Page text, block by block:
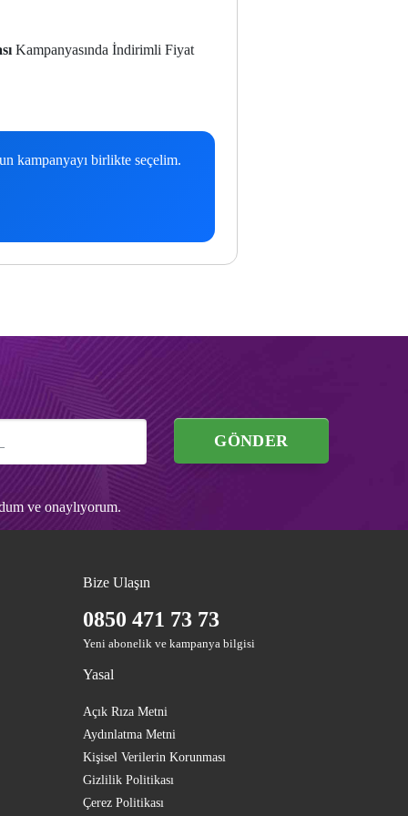
Kampanyasında İndirimli Fiyat
kampanyayı birlikte seçelim.
GÖNDER
ve onaylıyorum.
Bize Ulaşın
0850 471 73 73
Yeni abonelik ve kampanya bilgisi
Yasal
Açık Rıza Metni
Aydınlatma Metni
Kişisel Verilerin Korunması
Gizlilik Politikası
Çerez Politikası